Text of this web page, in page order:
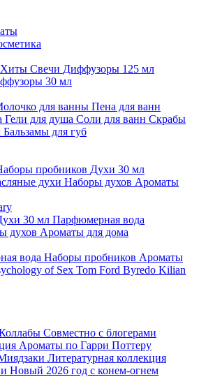
Хиты Свечи Диффузоры 125 мл
30 мл
для ванны Пена для ванн
Гели для душа Соли для ванн Скрабы
Бальзамы для губ
пробников Духи 30 мл
духи Наборы духов Ароматы
30 мл Парфюмерная вода
духов Ароматы для дома
вода Наборы пробников Ароматы
of Sex Tom Ford Byredo Kilian
Совместно с блогерами
Ароматы по Гарри Поттеру
Литературная коллекция
Новый 2026 год с конем-огнем